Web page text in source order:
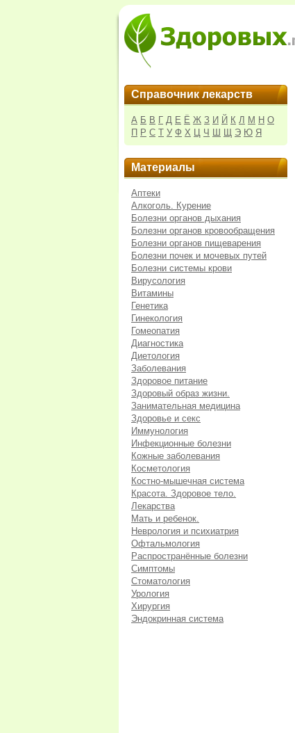
Справочник лекарств
А Б В Г Д Е Ё Ж З И Й К Л М Н О
П Р С Т У Ф Х Ц Ч Ш Щ Э Ю Я
Материалы
Аптеки
Алкоголь. Курение
Болезни органов дыхания
Болезни органов кровообращения
Болезни органов пищеварения
Болезни почек и мочевых путей
Болезни системы крови
Вирусология
Витамины
Генетика
Гинекология
Гомеопатия
Диагностика
Диетология
Заболевания
Здоровое питание
Здоровый образ жизни.
Занимательная медицина
Здоровье и секс
Иммунология
Инфекционные болезни
Кожные заболевания
Косметология
Костно-мышечная система
Красота. Здоровое тело.
Лекарства
Мать и ребенок.
Неврология и психиатрия
Офтальмология
Распространённые болезни
Симптомы
Стоматология
Урология
Хирургия
Эндокринная система